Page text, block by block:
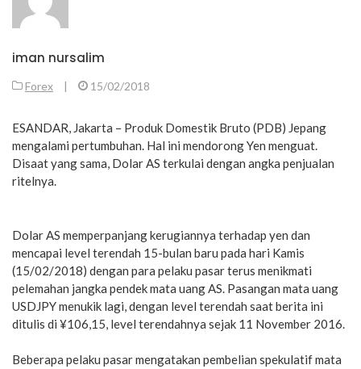
iman nursalim
Forex | 15/02/2018
ESANDAR, Jakarta – Produk Domestik Bruto (PDB) Jepang
mengalami pertumbuhan. Hal ini mendorong Yen menguat.
Disaat yang sama, Dolar AS terkulai dengan angka penjualan
ritelnya.
Dolar AS memperpanjang kerugiannya terhadap yen dan
mencapai level terendah 15-bulan baru pada hari Kamis
(15/02/2018) dengan para pelaku pasar terus menikmati
pelemahan jangka pendek mata uang AS. Pasangan mata uang
USDJPY menukik lagi, dengan level terendah saat berita ini
ditulis di ¥106,15, level terendahnya sejak 11 November 2016.
Beberapa pelaku pasar mengatakan pembelian spekulatif mata